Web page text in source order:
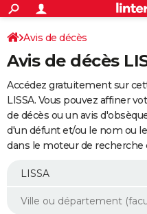
ACTUALITÉS
Politique
Société
Faits Divers
Education
Monde
Villes
+
SPORT
Coupe du monde 2026
Football
Tennis
Cyclisme
Rugby
Forum
Programme TV
TNTStreaming
Cinéma
Sorties cinéma
Musique
+FINANCE
Retraite
Impôts
Epargne
Immobilier
Risques naturels par ville
Banque
Assurance
Crédit
AUTO
Essais
Réserver un essai
Citadines
Berlines
SUV
Forum auto
+
Mobiles
Meilleur smartphone
Internet
Ordinateurs
Jeux vidéo
Guide high-tech
Aménagement intérieur
Avis de décès
Avis de décès
Accédez gratuitement sur
LISSA. Vous pouvez affiner
de décès ou un avis
d'un défunt et/ou le nom ou
dans le moteur de recherche